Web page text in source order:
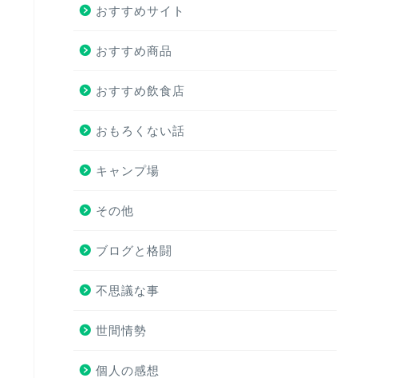
おすすめサイト
おすすめ商品
おすすめ飲食店
おもろくない話
キャンプ場
その他
ブログと格闘
不思議な事
世間情勢
個人の感想